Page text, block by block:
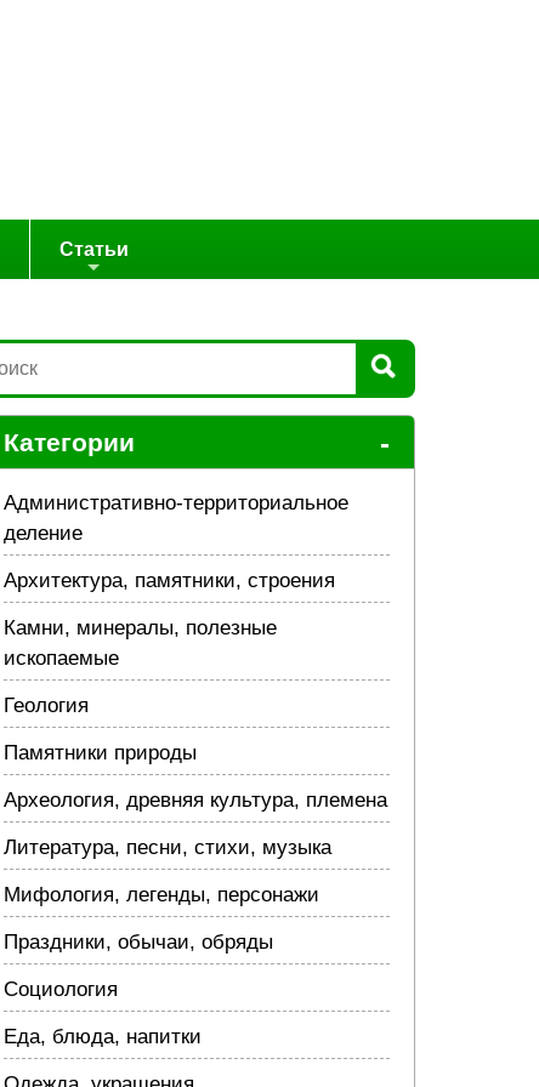
Статьи
Категории -
Административно-территориальное
деление
Архитектура, памятники, строения
Камни, минералы, полезные
ископаемые
Геология
Памятники природы
Археология, древняя культура, племена
Литература, песни, стихи, музыка
Мифология, легенды, персонажи
Праздники, обычаи, обряды
Социология
Еда, блюда, напитки